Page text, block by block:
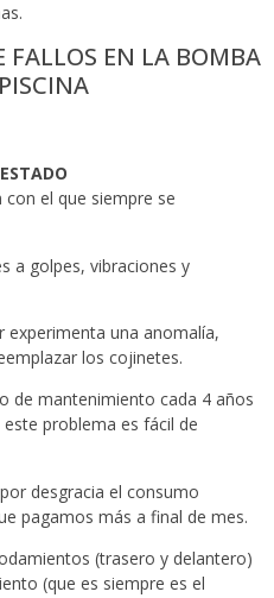
FALLOS EN LA BOMBA
el que siempre se
a golpes, vibraciones y
experimenta una anomalía,
los cojinetes.
de mantenimiento cada 4 años
problema es fácil de
desgracia el consumo
pagamos más a final de mes.
(trasero y delantero)
(que es siempre es el